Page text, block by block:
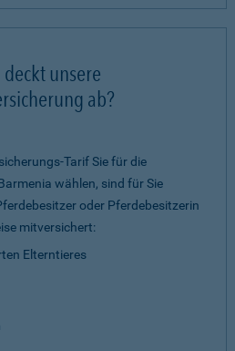
unsere
ab?
Tarif Sie für die
wählen, sind für Sie
oder Pferdebesitzerin
mitversichert:
Elterntieres